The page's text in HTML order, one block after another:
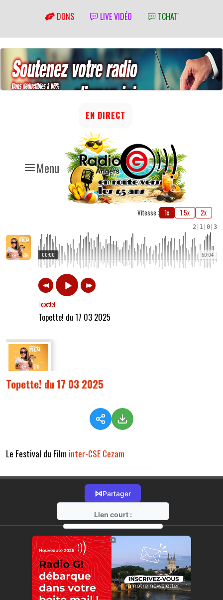
DONS LIVE VIDÉO TCHAT'
Menu
EN DIRECT
Vitesse : 1x 1.5x 2x
2 1 0 3
50:04
00:00
Topette!
Topette! du 17 03 2025
Topette! du 17 03 2025
Le Festival du Filminter-CSECezam
⋈Partager
Lien court :
https://radio-g.fr?17179
⧉